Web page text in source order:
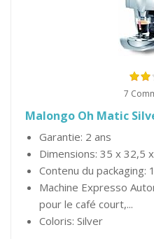
7
Malongo Oh Matic
Garantie: 2 ans
Dimensions: 35 x 32,5
Contenu du packaging: 1
Machine Expresso
pour le café court,...
Coloris: Silver